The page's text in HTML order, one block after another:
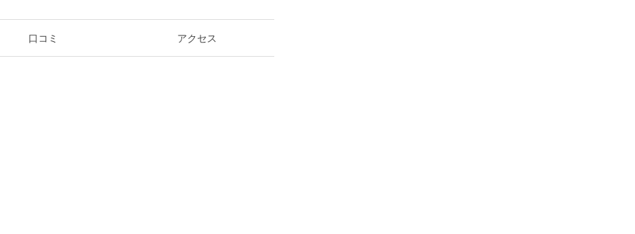
口コミ アクセス